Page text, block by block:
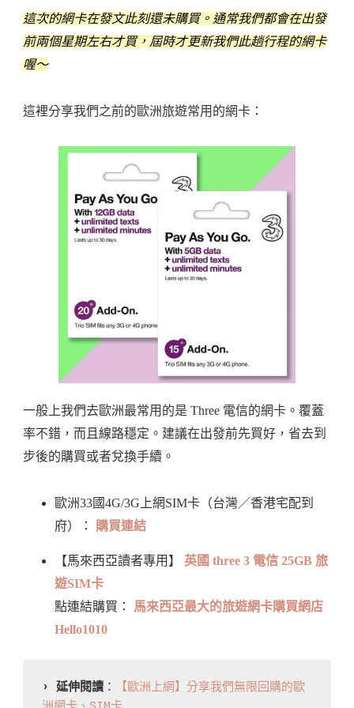
這次的網卡在發文此刻還未購買。通常我們都會在出發
前兩個星期左右才買，屆時才更新我們此趟行程的網卡
喔～
這裡分享我們之前的歐洲旅遊常用的網卡：
一般上我們去歐洲最常用的是 Three 電信的網卡。覆蓋
率不錯，而且線路穩定。建議在出發前先買好，省去到
步後的購買或者兌換手續。
歐洲33國4G/3G上網SIM卡（台灣／香港宅配到
府）： 購買連結
【馬來西亞讀者專用】 英國 three 3 電信 25GB 旅
遊SIM卡
點連結購買： 馬來西亞最大的旅遊網卡購買網店
Hello1010
› 延伸閱讀 ：
【歐洲上網】分享我們無限回購的歐